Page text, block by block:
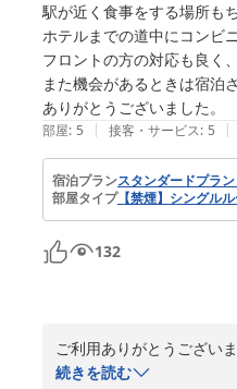
まだ寒暖が不安定な時期
さい。
ぜひまたのご利用をスタ
温かいご投稿を誠にあり
フロント係
デイリーホテルみずほ台店
2026-04-29
駅が近く食事をする場所も
ホテルまでの道中にコンビ
フロントの方の対応も良く
また機会があるときは宿泊
ありがとうございました。
部屋: 5 | 接客・サービス: 5 |
宿泊プランスタンダードプラ
部屋タイプ【禁煙】シングル
132
ご利用ありがとうございま
この度は当ホテルご利用
続きを読む